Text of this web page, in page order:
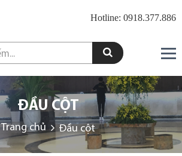
Hotline: 0918.377.886
ĐẦU CỘT
Trang chủ Đầu cột